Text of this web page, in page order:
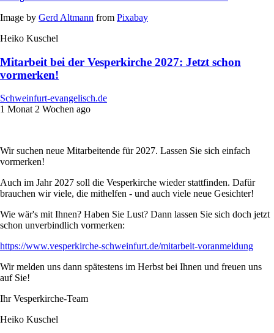
Image by Gerd Altmann from Pixabay
Heiko Kuschel
Mitarbeit bei der Vesperkirche 2027: Jetzt schon
vormerken!
Schweinfurt-evangelisch.de
1 Monat 2 Wochen ago
Wir suchen neue Mitarbeitende für 2027. Lassen Sie sich einfach
vormerken!
Auch im Jahr 2027 soll die Vesperkirche wieder stattfinden. Dafür
brauchen wir viele, die mithelfen - und auch viele neue Gesichter!
Wie wär's mit Ihnen? Haben Sie Lust? Dann lassen Sie sich doch jetzt
schon unverbindlich vormerken:
https://www.vesperkirche-schweinfurt.de/mitarbeit-voranmeldung
Wir melden uns dann spätestens im Herbst bei Ihnen und freuen uns
auf Sie!
Ihr Vesperkirche-Team
Heiko Kuschel